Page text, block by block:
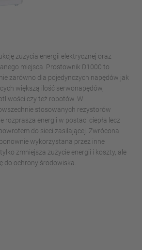
zużycia energii elektrycznej oraz
miejsca. Prostownik D1000 to
zarówno dla pojedynczych napędów jak
większą ilość serwonapędów,
czy też robotów. W
stosowanych rezystorów
rozprasza energii w postaci ciepła lecz
do sieci zasilającej. Zwrócona
wykorzystana przez inne
zmniejsza zużycie energii i koszty, ale
do ochrony środowiska.